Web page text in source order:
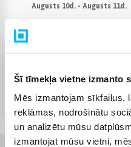
Šī tīmekļa vietne izmanto
Mēs izmantojam sīkfailus,
reklāmas, nodrošinātu
un analizētu mūsu
izmantojat mūsu vietni,
Augusts 10d. - Augusts 11d.
DPD kurjers
Augusts 10d. - Augusts 11d.